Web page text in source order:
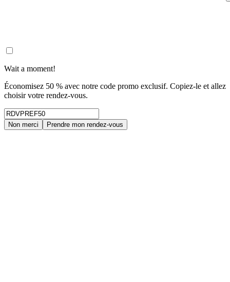
Wait a moment!
Économisez 50 % avec notre code promo exclusif. Copiez-le et allez
choisir votre rendez-vous.
Non merci Prendre mon rendez-vous